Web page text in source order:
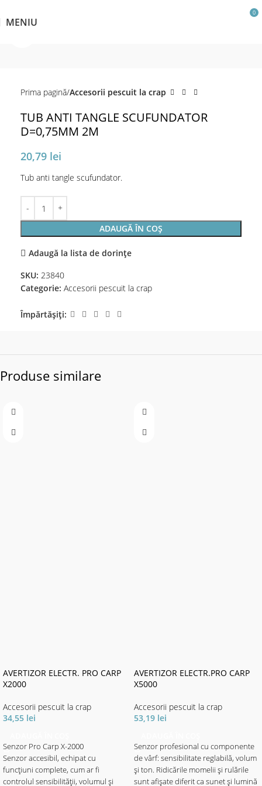
MENIU
0
Prima pagină Accesorii pescuit la crap
TUB ANTI TANGLE SCUFUNDATOR
D=0,75MM 2M
20,79 lei
Tub anti tangle scufundator.
ADAUGĂ ÎN COȘ
Adaugă la lista de dorințe
SKU: 23840
Categorie: Accesorii pescuit la crap
Împărtășiți:
Produse similare
AVERTIZOR ELECTR. PRO CARP
X2000
Accesorii pescuit la crap
34,55 lei
Senzor Pro Carp X-2000
Senzor accesibil, echipat cu
funcțiuni complete, cum ar fi
controlul sensibilității, volumul și
AVERTIZOR ELECTR.PRO CARP
X5000
Accesorii pescuit la crap
53,19 lei
Senzor profesional cu componente
de vârf: sensibilitate reglabilă, volum
și ton. Ridicările momelii și rulările
sunt afișate diferit ca sunet și lumină